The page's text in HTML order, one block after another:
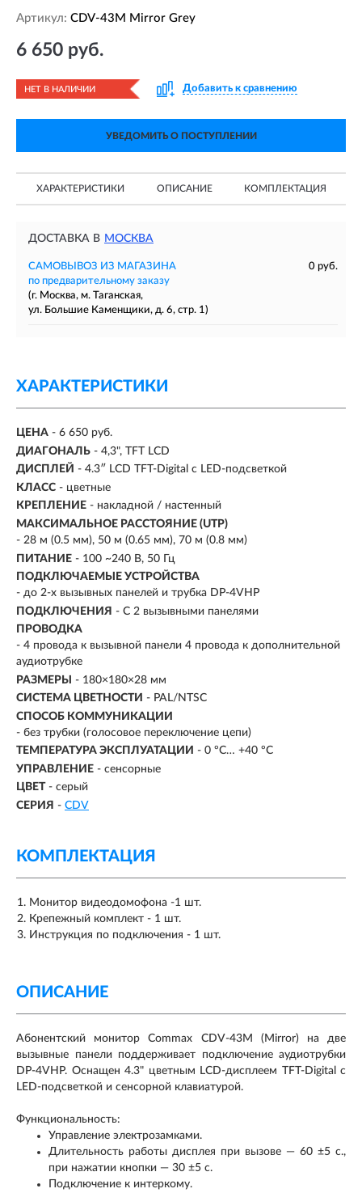
Артикул: CDV-43M Mirror Grey
6 650 руб.
НЕТ В НАЛИЧИИ Добавить к сравнению
УВЕДОМИТЬ О ПОСТУПЛЕНИИ
ХАРАКТЕРИСТИКИ ОПИСАНИЕ КОМПЛЕКТАЦИЯ
ДОСТАВКА В МОСКВА
САМОВЫВОЗ ИЗ МАГАЗИНА
0 руб.
по предварительному заказу
(г. Москва, м. Таганская,
ул. Большие Каменщики, д. 6, стр. 1)
ХАРАКТЕРИСТИКИ
ЦЕНА - 6 650 руб.
ДИАГОНАЛЬ - 4,3", TFT LCD
ДИСПЛЕЙ - 4.3″ LCD TFT-Digital с LED-подсветкой
КЛАСС - цветные
КРЕПЛЕНИЕ - накладной / настенный
МАКСИМАЛЬНОЕ РАССТОЯНИЕ (UTP)
- 28 м (0.5 мм), 50 м (0.65 мм), 70 м (0.8 мм)
ПИТАНИЕ - 100 ~240 В, 50 Гц
ПОДКЛЮЧАЕМЫЕ УСТРОЙСТВА
- до 2-х вызывных панелей и трубка DP-4VHP
ПОДКЛЮЧЕНИЯ - С 2 вызывными панелями
ПРОВОДКА
- 4 провода к вызывной панели 4 провода к дополнительной
аудиотрубке
РАЗМЕРЫ
- 180×180×28 мм
СИСТЕМА ЦВЕТНОСТИ - PAL/NTSC
СПОСОБ КОММУНИКАЦИИ
- без трубки (голосовое переключение цепи)
ТЕМПЕРАТУРА ЭКСПЛУАТАЦИИ - 0 ºС… +40 ºС
УПРАВЛЕНИЕ - сенсорные
ЦВЕТ - серый
СЕРИЯ - СDV
КОМПЛЕКТАЦИЯ
Монитор видеодомофона -1 шт.
Крепежный комплект - 1 шт.
Инструкция по подключения - 1 шт.
ОПИСАНИЕ
Абонентский монитор Commax CDV-43M (Mirror) на две
вызывные панели поддерживает подключение аудиотрубки
DP-4VHP. Оснащен 4.3" цветным LCD-дисплеем TFT-Digital с
LED-подсветкой и сенсорной клавиатурой.
Функциональность:
Управление электрозамками.
Длительность работы дисплея при вызове — 60 ±5 с.,
при нажатии кнопки — 30 ±5 с.
Подключение к интеркому.